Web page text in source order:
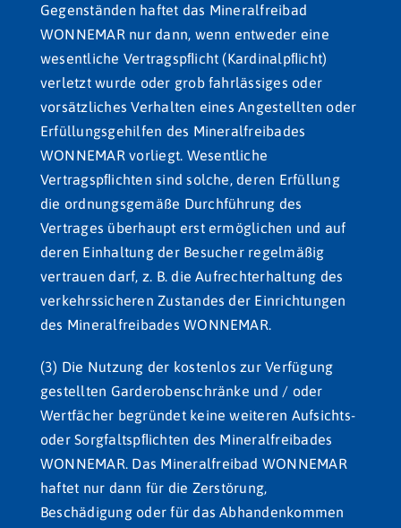
Gegenständen haftet das Mineralfreibad
WONNEMAR nur dann, wenn entweder eine
wesentliche Vertragspﬂicht (Kardinalpﬂicht)
verletzt wurde oder grob fahrlässiges oder
vorsätzliches Verhalten eines Angestellten oder
Erfüllungsgehilfen des Mineralfreibades
WONNEMAR vorliegt. Wesentliche
Vertragspﬂichten sind solche, deren Erfüllung
die ordnungsgemäße Durchführung des
Vertrages überhaupt erst ermöglichen und auf
deren Einhaltung der Besucher regelmäßig
vertrauen darf, z. B. die Aufrechterhaltung des
verkehrssicheren Zustandes der Einrichtungen
des Mineralfreibades WONNEMAR.
(3) Die Nutzung der kostenlos zur Verfügung
gestellten Garderobenschränke und / oder
Wertfächer begründet keine weiteren Aufsichts-
oder Sorgfaltspﬂichten des Mineralfreibades
WONNEMAR. Das Mineralfreibad WONNEMAR
haftet nur dann für die Zerstörung,
Beschädigung oder für das Abhandenkommen